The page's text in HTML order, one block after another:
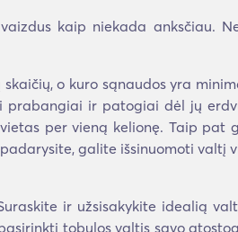
kaip niekada anksčiau.
o kuro sąnaudos yra
prabangiai ir patogiai dėl jų
per vieną kelionę. Taip pat
galite išsinuomoti valtį
ir užsisakykite idealią
tobulos valtis savo